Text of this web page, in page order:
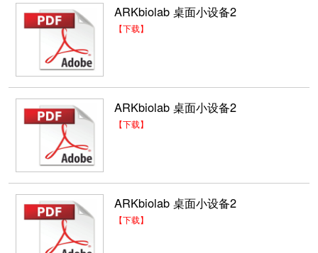
ARKbiolab 桌面小设备2
【下载】
ARKbiolab 桌面小设备2
【下载】
ARKbiolab 桌面小设备2
【下载】